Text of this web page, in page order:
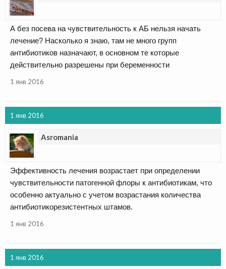
А без посева на чувствительность к АБ нельзя начать
лечение? Насколько я знаю, там не много групп
антибиотиков назначают, в основном те которые
действительно разрешены при беременности
1 янв 2016
1 янв 2016
Asromania
Эффективность лечения возрастает при определении
чувствительности патогенной флоры к антибиотикам, что
особенно актуально с учетом возрастания количества
антибиотикорезистентных штамов.
1 янв 2016
1 янв 2016